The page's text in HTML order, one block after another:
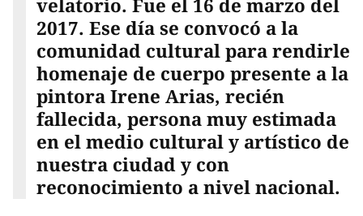
velatorio. Fue el 16 de marzo del
2017. Ese día se convocó a la
comunidad cultural para rendirle
homenaje de cuerpo presente a la
pintora Irene Arias, recién
fallecida, persona muy estimada
en el medio cultural y artístico de
nuestra ciudad y con
reconocimiento a nivel nacional.